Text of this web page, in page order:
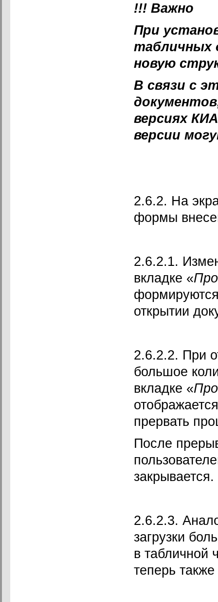
!!! Важно
При
табличных
новую
В связи с
версиях
версии
2.6.2. На
формы
2.6.2.1.
вкладке «
открытии
2.6.2.2. При
большое
вкладке «
прервать
После
закрывается.
2.6.2.3.
загрузки
в табличной
теперь